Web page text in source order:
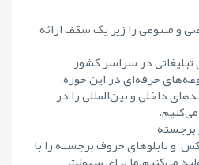
و متنوعی را زیر یک سقف ارائه
در سراسر کشور
حرفه‌ای در این حوزه،
داخلی و بین‌المللی را در
برجسته
و تابلوهای حروف برجسته را با